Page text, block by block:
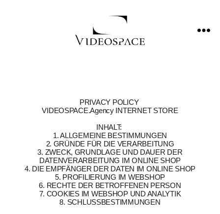
PRIVACY POLICY
VIDEOSPACE.Agency INTERNET STORE
INHALT:
1. ALLGEMEINE BESTIMMUNGEN
2. GRÜNDE FÜR DIE VERARBEITUNG
3. ZWECK, GRUNDLAGE UND DAUER DER
DATENVERARBEITUNG IM ONLINE SHOP
4. DIE EMPFÄNGER DER DATEN IM ONLINE SHOP
5. PROFILIERUNG IM WEBSHOP
6. RECHTE DER BETROFFENEN PERSON
7. COOKIES IM WEBSHOP UND ANALYTIK
8. SCHLUSSBESTIMMUNGEN